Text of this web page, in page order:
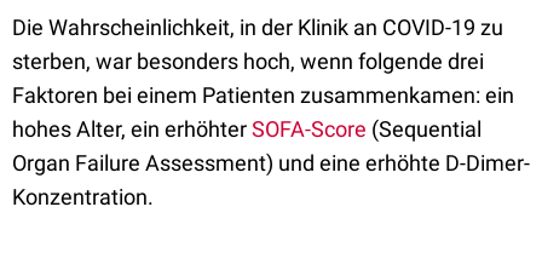
Die Wahrscheinlichkeit, in der Klinik an COVID-19 zu
sterben, war besonders hoch, wenn folgende drei
Faktoren bei einem Patienten zusammenkamen: ein
hohes Alter, ein erhöhterSOFA-Score (Sequential
Organ Failure Assessment) und eine erhöhte D-Dimer-
Konzentration.